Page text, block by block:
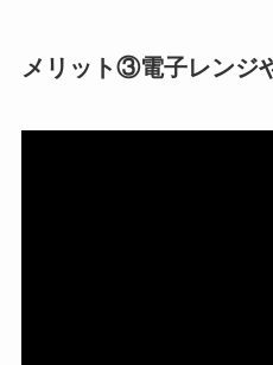
メリット③電子レンジ